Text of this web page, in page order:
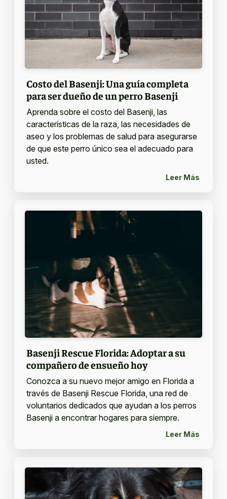
Costo del Basenji: Una guía completa
para ser dueño de un perro Basenji
Aprenda sobre el costo del Basenji, las
características de la raza, las necesidades de
aseo y los problemas de salud para asegurarse
de que este perro único sea el adecuado para
usted.
Leer Más
Basenji Rescue Florida: Adoptar a su
compañero de ensueño hoy
Conozca a su nuevo mejor amigo en Florida a
través de Basenji Rescue Florida, una red de
voluntarios dedicados que ayudan a los perros
Basenji a encontrar hogares para siempre.
Leer Más